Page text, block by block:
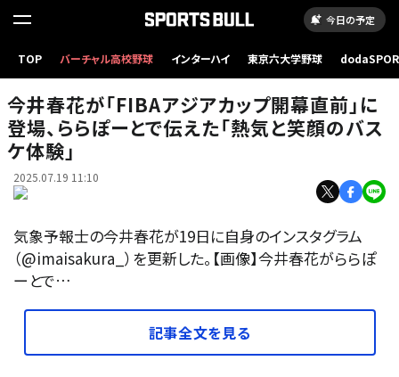
今日の予定
TOP バーチャル高校野球 インターハイ 東京六大学野球
今井春花が「FIBAアジアカップ開幕直前」に
登場、ららぽーとで伝えた「熱気と笑顔のバス
ケ体験」
2025.07.19 11:10
気象予報士の今井春花が19日に自身のインスタグラム
（@imaisakura_）を更新した。【画像】今井春花がららぽ
ーとで…
記事全文を見る